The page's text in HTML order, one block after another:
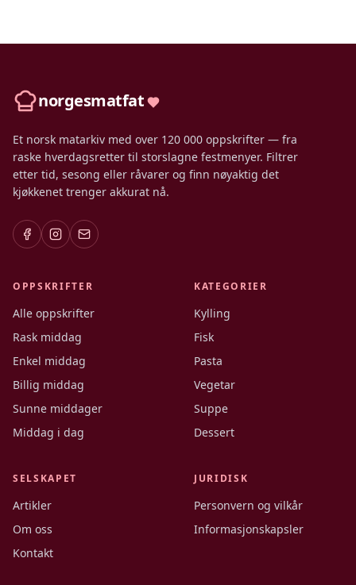
norgesmatfat
Et norsk matarkiv med over 120 000 oppskrifter — fra
raske hverdagsretter til storslagne festmenyer. Filtrer
etter tid, sesong eller råvarer og finn nøyaktig det
kjøkkenet trenger akkurat nå.
OPPSKRIFTER
Alle oppskrifter
Rask middag
Enkel middag
Billig middag
Sunne middager
Middag i dag
KATEGORIER
Kylling
Fisk
Pasta
Vegetar
Suppe
Dessert
SELSKAPET
Artikler
Om oss
Kontakt
JURIDISK
Personvern og vilkår
Informasjonskapsler